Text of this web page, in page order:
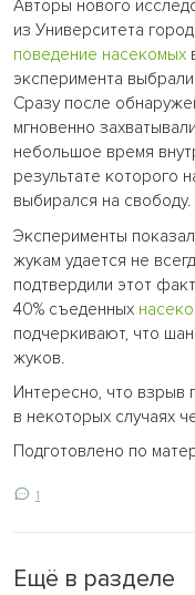
Авторы нового
из Университета
поведение насекомых
эксперимента
Сразу после
мгновенно
небольшое время
результате которого
выбирался на свободу.
Эксперименты
жукам удается не
подтвердили этот
40% съеденных
подчеркивают, что
жуков.
Интересно, что взрыв
в некоторых случаях
Подготовлено по
1
Ещё в разделе